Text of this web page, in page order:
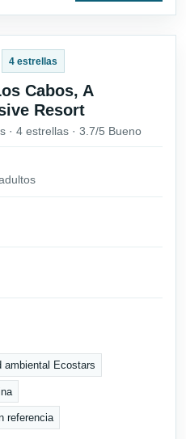
4 estrellas
Cabos, A
Resort
· 4 estrellas · 3.7/5 Bueno
ambiental Ecostars
referencia